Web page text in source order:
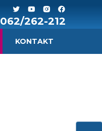
062/262-212
KONTAKT